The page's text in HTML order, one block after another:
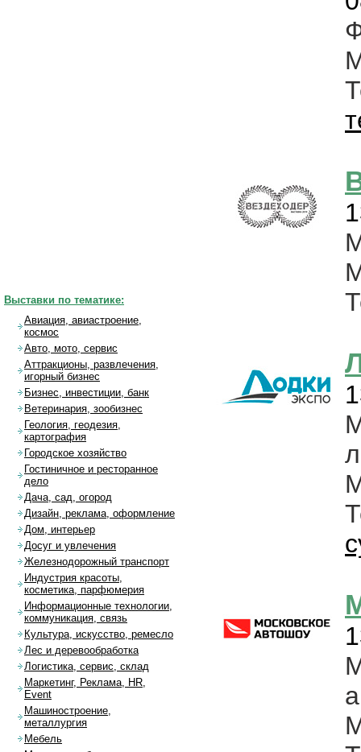
Выставки по тематике:
Авиация, авиастроение,
космос
Авто, мото, сервис
Аттракционы, развлечения,
игорный бизнес
Бизнес, инвестиции, банк
Ветеринария, зообизнес
Геология, геодезия,
картография
Городское хозяйство
Гостиничное и ресторанное
дело
Дача, сад, огород
Дизайн, реклама, оформление
Дом, интерьер
Досуг и увлечения
Железнодорожный транспорт
Индустрия красоты,
косметика, парфюмерия
Информационные технологии,
коммуникация, связь
Культура, искусство, ремесло
Лес и деревообработка
Логистика, сервис, склад
Маркетинг, Реклама, HR,
Event
Машиностроение,
металлургия
Мебель